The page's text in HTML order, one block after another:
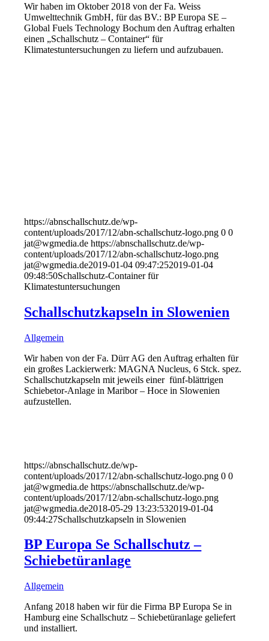
Wir haben im Oktober 2018 von der Fa. Weiss
Umwelttechnik GmbH, für das BV.: BP Europa SE –
Global Fuels Technology Bochum den Auftrag erhalten
einen „Schallschutz – Container“ für
Klimatestuntersuchungen zu liefern und aufzubauen.
https://abnschallschutz.de/wp-
content/uploads/2017/12/abn-schallschutz-logo.png 0 0
jat@wgmedia.de https://abnschallschutz.de/wp-
content/uploads/2017/12/abn-schallschutz-logo.png
jat@wgmedia.de2019-01-04 09:47:252019-01-04
09:48:50Schallschutz-Container für
Klimatestuntersuchungen
Schallschutzkapseln in Slowenien
Allgemein
Wir haben von der Fa. Dürr AG den Auftrag erhalten für
ein großes Lackierwerk: MAGNA Nucleus, 6 Stck. spez.
Schallschutzkapseln mit jeweils einer fünf-blättrigen
Schiebetor-Anlage in Maribor – Hoce in Slowenien
aufzustellen.
https://abnschallschutz.de/wp-
content/uploads/2017/12/abn-schallschutz-logo.png 0 0
jat@wgmedia.de https://abnschallschutz.de/wp-
content/uploads/2017/12/abn-schallschutz-logo.png
jat@wgmedia.de2018-05-29 13:23:532019-01-04
09:44:27Schallschutzkapseln in Slowenien
BP Europa Se Schallschutz –
Schiebetüranlage
Allgemein
Anfang 2018 haben wir für die Firma BP Europa Se in
Hamburg eine Schallschutz – Schiebetüranlage geliefert
und installiert.